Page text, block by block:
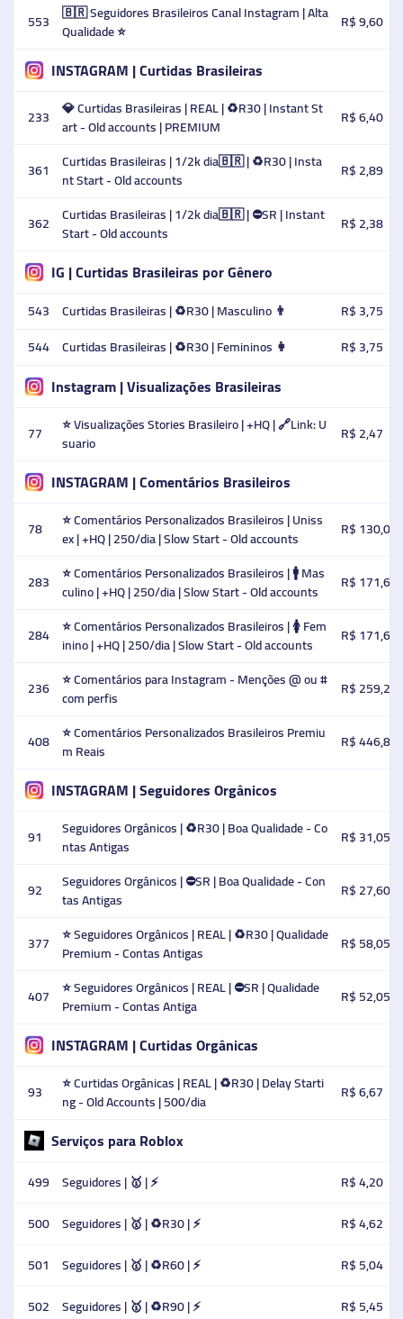
553 🇧🇷 Seguidores Brasileiros Canal Instagram | Alta
Qualidade ⭐️
R$ 9,60
INSTAGRAM | Curtidas Brasileiras
233 💎 Curtidas Brasileiras | REAL | ♻️R30 | Instant St
art - Old accounts | PREMIUM
R$ 6,40
361
Curtidas Brasileiras | 1/2k dia🇧🇷 | ♻️R30 | Insta
nt Start - Old accounts
R$ 2,89
362 Curtidas Brasileiras | 1/2k dia🇧🇷 | ⛔SR | Instant
Start - Old accounts
R$ 2,38
IG | Curtidas Brasileiras por Gênero
543 Curtidas Brasileiras | ♻️R30 | Masculino 👨
R$ 3,75
544 Curtidas Brasileiras | ♻️R30 | Femininos 👩 R$ 3,75
Instagram | Visualizações Brasileiras
77
⭐ Visualizações Stories Brasileiro | +HQ | 🔗Link: U
suario
R$ 2,47
INSTAGRAM | Comentários Brasileiros
78
⭐️ Comentários Personalizados Brasileiros | Uniss
ex | +HQ | 250/dia | Slow Start - Old accounts
R$ 130,00
283 ⭐️ Comentários Personalizados Brasileiros | 🚹 Mas
culino | +HQ | 250/dia | Slow Start - Old accounts
R$ 171,60
284 ⭐️ Comentários Personalizados Brasileiros | 🚺 Fem
inino | +HQ | 250/dia | Slow Start - Old accounts
R$ 171,60
236 ⭐️ Comentários para Instagram - Menções @ ou #
com perfis
R$ 259,20
408 ⭐️ Comentários Personalizados Brasileiros Premiu
m Reais
R$ 446,88
INSTAGRAM | Seguidores Orgânicos
91
Seguidores Orgânicos | ♻️R30 | Boa Qualidade - Co
ntas Antigas
R$ 31,05
92
Seguidores Orgânicos | ⛔SR | Boa Qualidade - Con
tas Antigas
R$ 27,60
377 ⭐️ Seguidores Orgânicos | REAL | ♻️R30 | Qualidade
Premium - Contas Antigas
R$ 58,05
407 ⭐️ Seguidores Orgânicos | REAL | ⛔SR | Qualidade
Premium - Contas Antiga
R$ 52,05
INSTAGRAM | Curtidas Orgânicas
93
⭐️ Curtidas Orgânicas | REAL | ♻️R30 | Delay Starti
ng - Old Accounts | 500/dia
R$ 6,67
Serviços para Roblox
499 Seguidores | 🥇 | ⚡️
R$ 4,20
500 Seguidores | 🥇 | ♻️R30 | ⚡️
R$ 4,62
501
Seguidores | 🥇 | ♻️R60 | ⚡️
R$ 5,04
502 Seguidores | 🥇 | ♻️R90 | ⚡️
R$ 5,45